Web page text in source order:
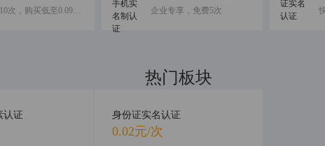
免费10次，购买低至0.09元/次 企业专享，免费5次
热门板块
认证 身份证实名认证
0.02元/次